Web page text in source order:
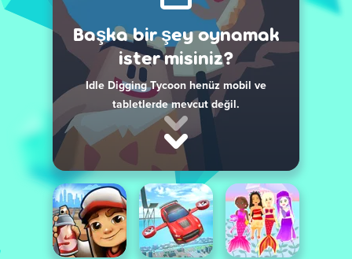
Başka bir şey oynamak
ister misiniz?
Idle Digging Tycoon henüz mobil ve
tabletlerde mevcut değil.